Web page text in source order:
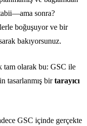
sonra?
boğuşuyor ve bir
bakıyorsunuz.
tam olarak bu: GSC ile
tasarlanmış birtarayıcı
GSC içinde gerçekte